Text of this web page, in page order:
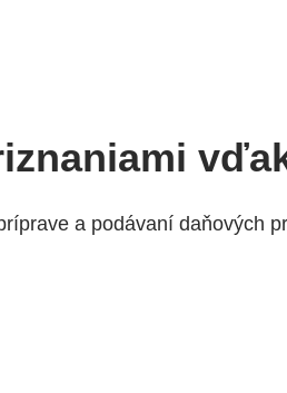
a podávaní daňových